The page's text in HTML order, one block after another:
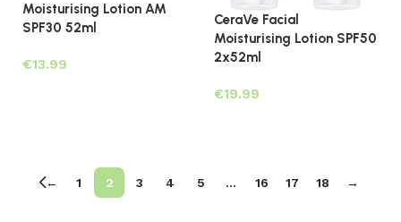
Moisturising Lotion AM
SPF30 52ml
€
CeraVe Facial
Moisturising Lotion SPF50
2x52ml
€
← 1 2 3 4 5 … 16 17 18 →